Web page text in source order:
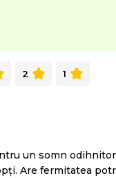
2 1
un somn
Are fermitatea